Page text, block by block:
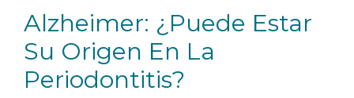
Alzheimer: ¿Puede Estar
Su Origen En La
Periodontitis?